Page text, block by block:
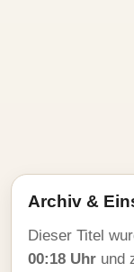
Archiv &
Dieser Titel
00:18 Uhr und